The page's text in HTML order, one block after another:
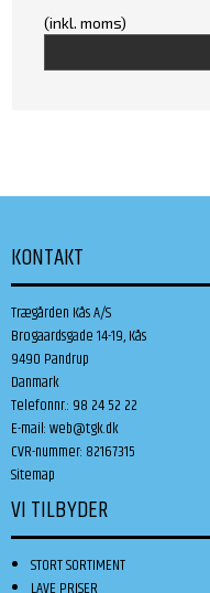
(inkl. moms)
KONTAKT
Trægården Kås A/S
Brogaardsgade 14-19, Kås
9490 Pandrup
Danmark
Telefonnr.: 98 24 52 22
E-mail:web@tgk.dk
CVR-nummer: 82167315
Sitemap
VI TILBYDER
STORT SORTIMENT